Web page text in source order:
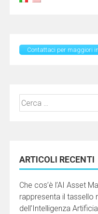
Contattaci per maggiori
Ricerca
per:
ARTICOLI RECENTI
Che cos’è l’AI Asset
rappresenta il tassello
dell’Intelligenza